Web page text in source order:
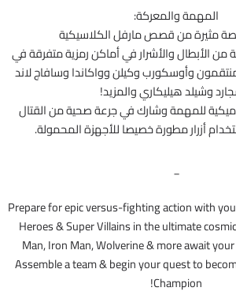
المهمة والمعركة:
مثيرة من قصص مارفل الكلاسيكية
الأبطال والأشرار في أماكن رمزية متفرقة في
وأوسكورب وكيلن وواكاندا وسافاج لاند
وشيلد هيليكاري والمزيد!
للمهمة وشارك في جرعة صحية من القتال
أزرار مطورة خصيصا للأجهزة المحمولة.
_
Prepare for epic versus-fighting action with
Heroes & Super Villains in the ultimate
Man, Iron Man, Wolverine & more await
Assemble a team & begin your quest to
Champion!